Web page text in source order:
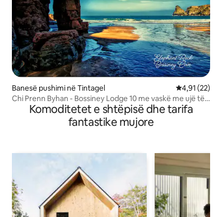
Banesë pushimi në Tintagel Vlerësimi
4,91 (22)
Chi Prenn Byhan - Bossiney Lodge 10 me vaskë me ujë të
ngrohtëKomoditetet e shtëpisë dhe tarifa
fantastike mujore